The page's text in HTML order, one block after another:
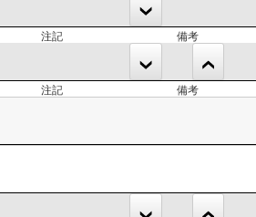
注記 備考
注記 備考